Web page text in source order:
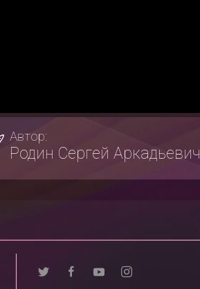
Автор:
Родин Сергей Аркадьевич